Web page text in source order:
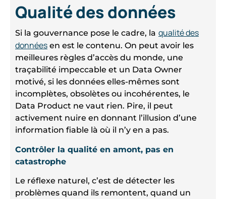
Qualité des données
Si la gouvernance pose le cadre, la qualité des
données en est le contenu. On peut avoir les
meilleures règles d’accès du monde, une
traçabilité impeccable et un Data Owner
motivé, si les données elles-mêmes sont
incomplètes, obsolètes ou incohérentes, le
Data Product ne vaut rien. Pire, il peut
activement nuire en donnant l’illusion d’une
information fiable là où il n’y en a pas.
Contrôler la qualité en amont, pas en
catastrophe
Le réflexe naturel, c’est de détecter les
problèmes quand ils remontent, quand un